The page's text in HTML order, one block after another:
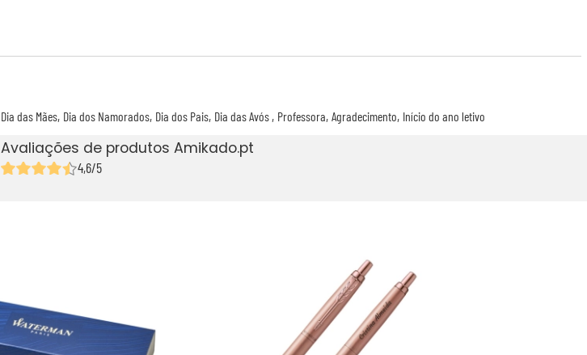
Dia das Mães Dia dos Namorados Dia dos Pais Dia das Avós Professora Agradecimento Início do ano letivo
Avaliações de produtos Amikado.pt
4,6/5